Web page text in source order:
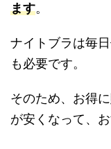
ます。
ナイトブラは毎
も必要です。
そのため、お得
が安くなって、